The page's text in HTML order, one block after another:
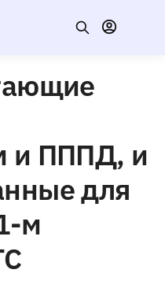
и ПППД, и
для
м